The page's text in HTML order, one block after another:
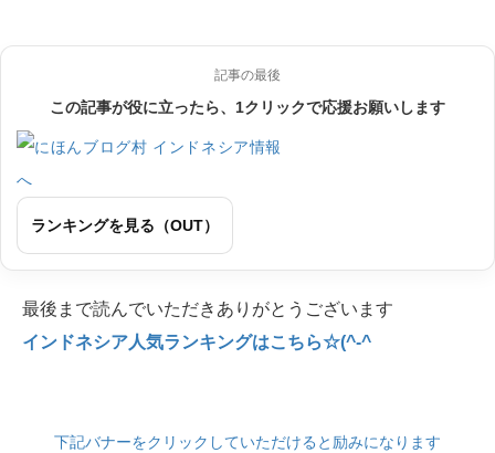
記事の最後
この記事が役に立ったら、1クリックで応援お願いします
ランキングを見る（OUT）
最後まで読んでいただきありがとうございます
インドネシア人気ランキングはこちら☆(^-^
下記バナーをクリックしていただけると励みになります